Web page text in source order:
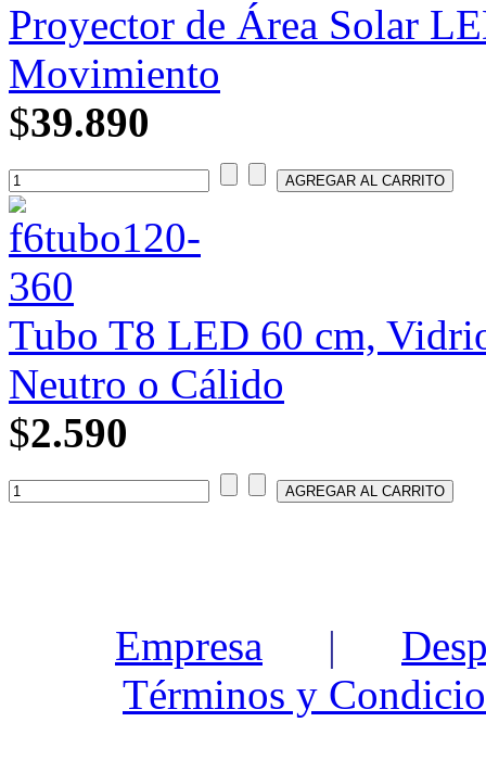
Proyector de Área Solar
Movimiento
$39.890
Tubo T8 LED 60 cm,
Neutro o Cálido
$2.590
Empresa |
Términos y